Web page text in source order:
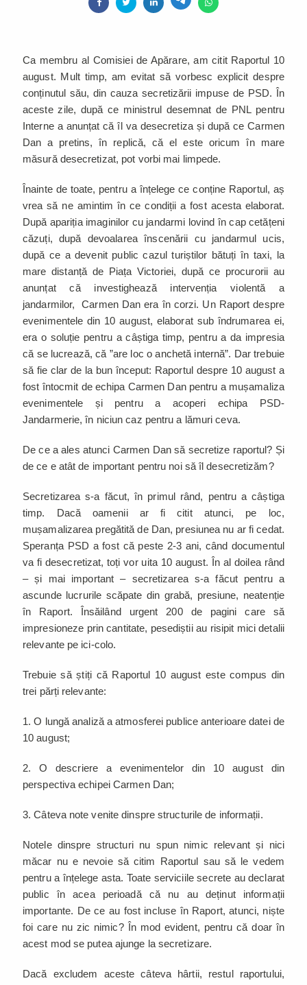
Ca membru al Comisiei de Apărare, am citit Raportul 10
august. Mult timp, am evitat să vorbesc explicit despre
conținutul său, din cauza secretizării impuse de PSD. În
aceste zile, după ce ministrul desemnat de PNL pentru
Interne a anunțat că îl va desecretiza și după ce Carmen
Dan a pretins, în replică, că el este oricum în mare
măsură desecretizat, pot vorbi mai limpede.
Înainte de toate, pentru a înțelege ce conține Raportul, aș
vrea să ne amintim în ce condiții a fost acesta elaborat.
După apariția imaginilor cu jandarmi lovind în cap cetățeni
căzuți, după devoalarea înscenării cu jandarmul ucis,
după ce a devenit public cazul turiștilor bătuți în taxi, la
mare distanță de Piața Victoriei, după ce procurorii au
anunțat că investighează intervenția violentă a
jandarmilor, Carmen Dan era în corzi. Un Raport despre
evenimentele din 10 august, elaborat sub îndrumarea ei,
era o soluție pentru a câștiga timp, pentru a da impresia
că se lucrează, că ”are loc o anchetă internă”. Dar trebuie
să fie clar de la bun început: Raportul despre 10 august a
fost întocmit de echipa Carmen Dan pentru a mușamaliza
evenimentele și pentru a acoperi echipa PSD-
Jandarmerie, în niciun caz pentru a lămuri ceva.
De ce a ales atunci Carmen Dan să secretize raportul? Și
de ce e atât de important pentru noi să îl desecretizăm?
Secretizarea s-a făcut, în primul rând, pentru a câștiga
timp. Dacă oamenii ar fi citit atunci, pe loc,
mușamalizarea pregătită de Dan, presiunea nu ar fi cedat.
Speranța PSD a fost că peste 2-3 ani, când documentul
va fi desecretizat, toți vor uita 10 august. În al doilea rând
– și mai important – secretizarea s-a făcut pentru a
ascunde lucrurile scăpate din grabă, presiune, neatenție
în Raport. Însăilând urgent 200 de pagini care să
impresioneze prin cantitate, pesediștii au risipit mici detalii
relevante pe ici-colo.
Trebuie să știți că Raportul 10 august este compus din
trei părți relevante:
1. O lungă analiză a atmosferei publice anterioare datei de
10 august;
2. O descriere a evenimentelor din 10 august din
perspectiva echipei Carmen Dan;
3. Câteva note venite dinspre structurile de informații.
Notele dinspre structuri nu spun nimic relevant și nici
măcar nu e nevoie să citim Raportul sau să le vedem
pentru a înțelege asta. Toate serviciile secrete au declarat
public în acea perioadă că nu au deținut informații
importante. De ce au fost incluse în Raport, atunci, niște
foi care nu zic nimic? În mod evident, pentru că doar în
acest mod se putea ajunge la secretizare.
Dacă excludem aceste câteva hârtii, restul raportului,